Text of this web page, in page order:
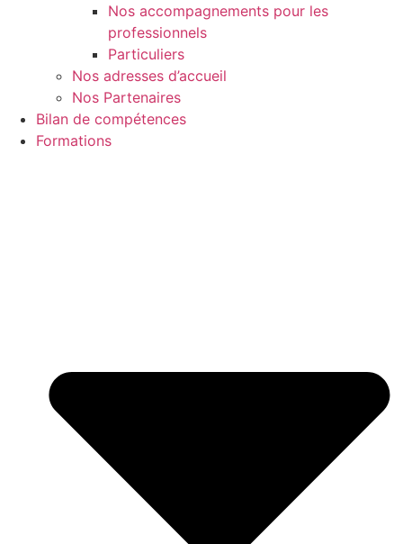
Nos accompagnements pour les
professionnels
Particuliers
Nos adresses d’accueil
Nos Partenaires
Bilan de compétences
Formations